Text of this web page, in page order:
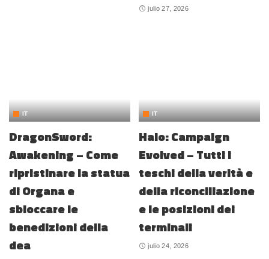
julio 27, 2026
IT
DragonSword:
Awakening – Come
ripristinare la statua
di Organa e
sbloccare le
benedizioni della
dea
IT
Halo: Campaign
Evolved – Tutti i
teschi della verità e
della riconciliazione
e le posizioni dei
terminali
julio 24, 2026